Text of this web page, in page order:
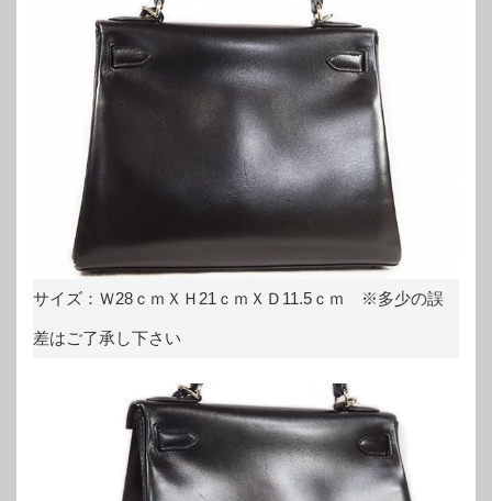
サイズ：Ｗ28ｃｍＸＨ21ｃｍＸＤ11.5ｃｍ ※多少の誤
差はご了承し下さい